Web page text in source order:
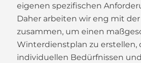
eigenen spezifischen
Daher arbeiten wir eng mit
zusammen, um einen
Winterdienstplan zu erstellen,
individuellen Bedürfnissen und